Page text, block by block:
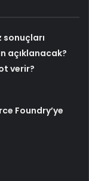
sonuçları
açıklanacak?
verir?
Foundry’ye